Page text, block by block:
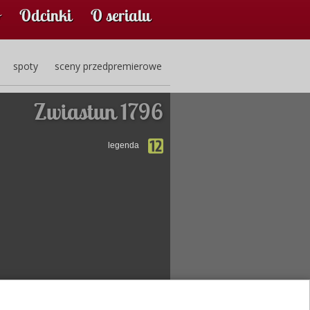
Odcinki O serialu
sceny przedpremierowe
spoty
Zwiastun 1796
legenda